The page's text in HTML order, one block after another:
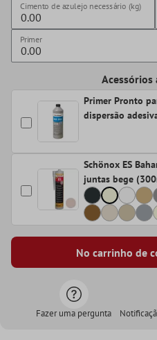
Cimento de azulejo necessário (kg)
Primer
Acessórios
Primer Pronto
dispersão
Schönox ES
juntas bege
No carrinho de
Fazer uma pergunta